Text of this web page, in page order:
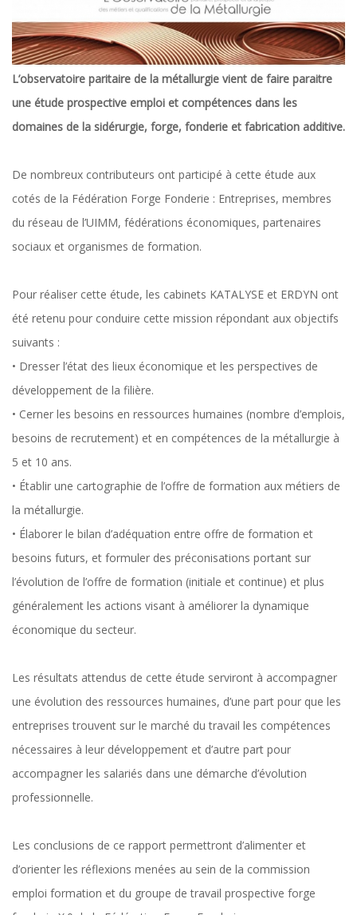
L’observatoire paritaire de la métallurgie vient de faire paraitre
une étude prospective emploi et compétences dans les
domaines de la sidérurgie, forge, fonderie et fabrication additive.
De nombreux contributeurs ont participé à cette étude aux
cotés de la Fédération Forge Fonderie : Entreprises, membres
du réseau de l’UIMM, fédérations économiques, partenaires
sociaux et organismes de formation.
Pour réaliser cette étude, les cabinets KATALYSE et ERDYN ont
été retenu pour conduire cette mission répondant aux objectifs
suivants :
• Dresser l’état des lieux économique et les perspectives de
développement de la filière.
• Cerner les besoins en ressources humaines (nombre d’emplois,
besoins de recrutement) et en compétences de la métallurgie à
5 et 10 ans.
• Établir une cartographie de l’offre de formation aux métiers de
la métallurgie.
• Élaborer le bilan d’adéquation entre offre de formation et
besoins futurs, et formuler des préconisations portant sur
l’évolution de l’offre de formation (initiale et continue) et plus
généralement les actions visant à améliorer la dynamique
économique du secteur.
Les résultats attendus de cette étude serviront à accompagner
une évolution des ressources humaines, d’une part pour que les
entreprises trouvent sur le marché du travail les compétences
nécessaires à leur développement et d’autre part pour
accompagner les salariés dans une démarche d’évolution
professionnelle.
Les conclusions de ce rapport permettront d’alimenter et
d’orienter les réflexions menées au sein de la commission
emploi formation et du groupe de travail prospective forge